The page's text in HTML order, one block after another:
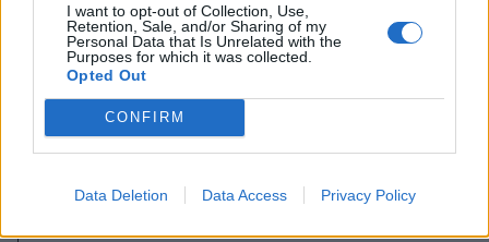
I want to opt-out of Collection, Use,
Retention, Sale, and/or Sharing of my
Personal Data that Is Unrelated with the
Purposes for which it was collected.
Opted Out
CONFIRM
Data Deletion Data Access Privacy Policy